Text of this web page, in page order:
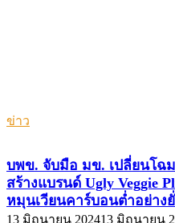
ข่าว
บพข. จับมือ มข. เปลี่ยนโฉ
สร้างแบรนด์ Ugly Veggie
หมุนเวียนคาร์บอนต่ำอย่าง
13 มิถุนายน 202413 มิถุนายน